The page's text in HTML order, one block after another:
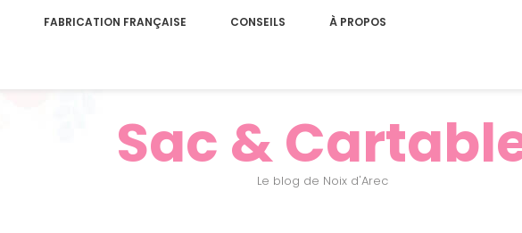
FABRICATION FRANÇAISE CONSEILS À PROPOS
Sac &
Le blog de Noix d'Arec